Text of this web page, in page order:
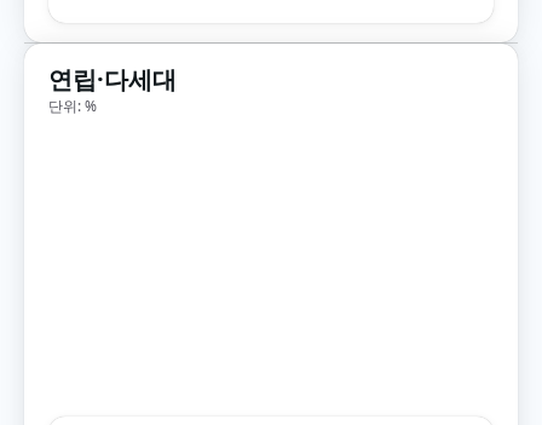
연립·다세대
단위: %